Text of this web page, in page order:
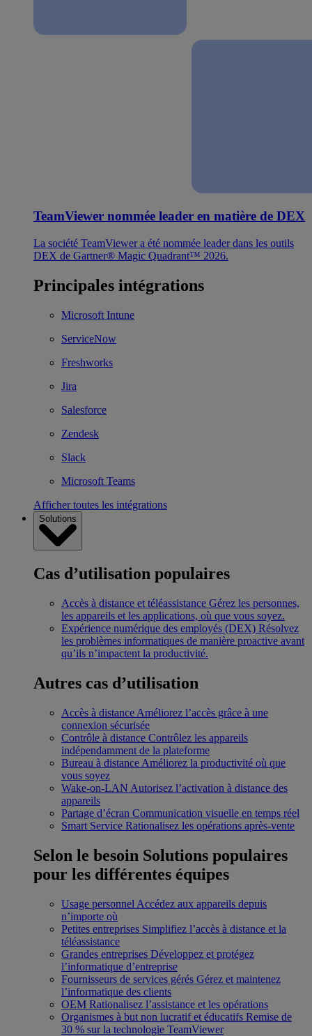
TeamViewer nommée leader en matière de DEX
La société TeamViewer a été nommée leader dans les outils
DEX de Gartner® Magic Quadrant™ 2026.
Principales intégrations
Microsoft Intune
ServiceNow
Freshworks
Jira
Salesforce
Zendesk
Slack
Microsoft Teams
Afficher toutes les intégrations
Solutions
Cas d’utilisation populaires
Accès à distance et téléassistance Gérez les personnes,
les appareils et les applications, où que vous soyez.
Expérience numérique des employés (DEX) Résolvez
les problèmes informatiques de manière proactive avant
qu’ils n’impactent la productivité.
Autres cas d’utilisation
Accès à distance Améliorez l’accès grâce à une
connexion sécurisée
Contrôle à distance Contrôlez les appareils
indépendamment de la plateforme
Bureau à distance Améliorez la productivité où que
vous soyez
Wake-on-LAN Autorisez l’activation à distance des
appareils
Partage d’écran Communication visuelle en temps réel
Smart Service Rationalisez les opérations après-vente
Selon le besoin Solutions populaires
pour les différentes équipes
Usage personnel Accédez aux appareils depuis
n’importe où
Petites entreprises Simplifiez l’accès à distance et la
téléassistance
Grandes entreprises Développez et protégez
l’informatique d’entreprise
Fournisseurs de services gérés Gérez et maintenez
l’informatique des clients
OEM Rationalisez l’assistance et les opérations
Organismes à but non lucratif et éducatifs Remise de
30 % sur la technologie TeamViewer